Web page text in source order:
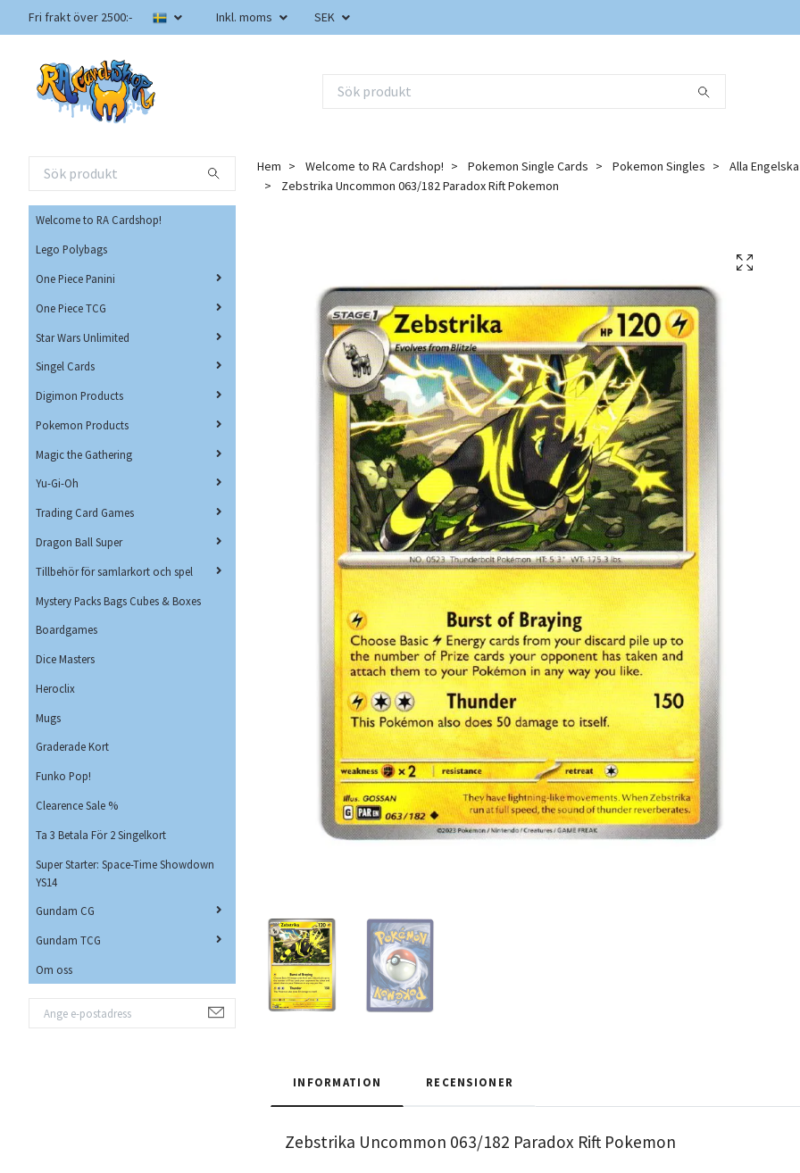
Fri frakt över 2500:- Inkl. moms SEK
Welcome to RA Cardshop!
Lego Polybags
One Piece Panini
One Piece TCG
Star Wars Unlimited
Singel Cards
Digimon Products
Pokemon Products
Magic the Gathering
Yu-Gi-Oh
Trading Card Games
Dragon Ball Super
Tillbehör för samlarkort och spel
Mystery Packs Bags Cubes & Boxes
Boardgames
Dice Masters
Heroclix
Mugs
Graderade Kort
Funko Pop!
Clearence Sale %
Ta 3 Betala För 2 Singelkort
Super Starter: Space-Time Showdown
YS14
Gundam CG
Gundam TCG
Om oss
Hem Welcome to RA Cardshop! Pokemon Single Cards Pokemon Singles Alla
Zebstrika Uncommon 063/182 Paradox Rift Pokemon
INFORMATION RECENSIONER
Zebstrika Uncommon 063/182 Paradox Rift Pokemon